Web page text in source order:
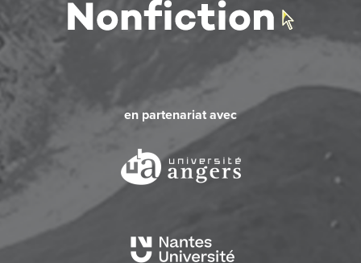
en partenariat avec